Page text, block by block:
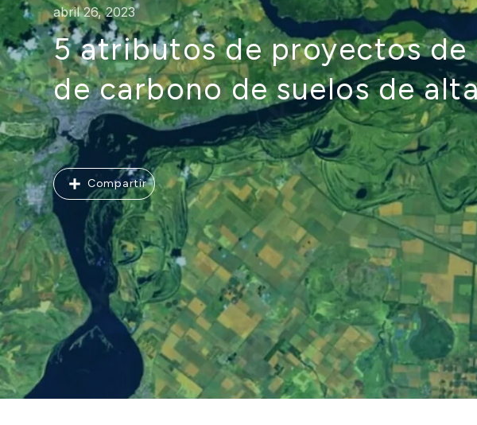
abril 26, 2023
5 atributos de proyectos de
de carbono de suelos de
Compartir
Compartir